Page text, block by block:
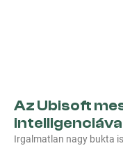
Az Ubisoft
Irgalmatlan nagy bukta